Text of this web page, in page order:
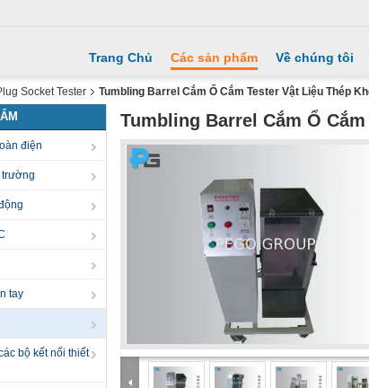
Trang Chủ Các sản phẩm Về chúng tôi
Socket Tester Tumbling Barrel Cắm Ổ Cắm Tester Vật Liệu Thép
điện
trường
tay
bộ kết nối thiết
Tumbling Barrel Cắm Ổ